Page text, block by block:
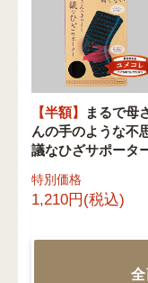
【半額】
まるで母
んの手のような不
議なひざサポータ
特別価格
1,210円(税込)